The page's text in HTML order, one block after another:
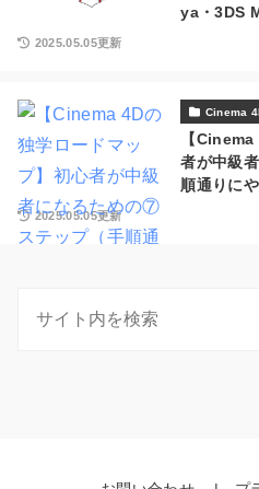
ya・3DS
2025.05.05更新
Cinema
【
者が中級
順通りにや
2025.05.05更新